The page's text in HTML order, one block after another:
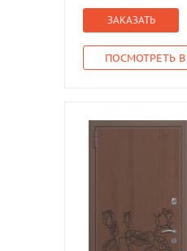
ЗАКАЗАТЬ
ПОСМОТРЕТЬ